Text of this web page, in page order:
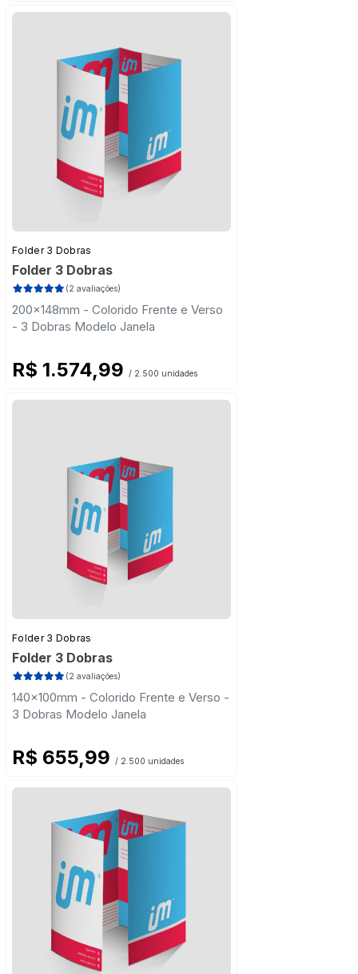
Folder 3 Dobras
Folder 3 Dobras
(2 avaliações)
200x148mm - Colorido Frente e Verso
- 3 Dobras Modelo Janela
R$ 1.574,99 / 2.500 unidades
Folder 3 Dobras
Folder 3 Dobras
(2 avaliações)
140x100mm - Colorido Frente e Verso -
3 Dobras Modelo Janela
R$ 655,99 / 2.500 unidades